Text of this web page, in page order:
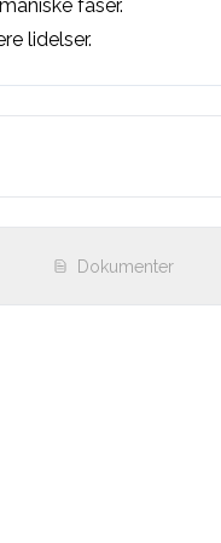
faser.
lidelser.
Dokumenter